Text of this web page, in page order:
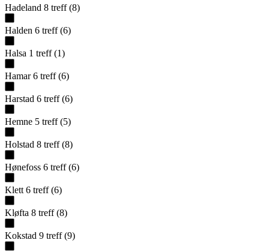
Hadeland 8 treff (8)
Halden 6 treff (6)
Halsa 1 treff (1)
Hamar 6 treff (6)
Harstad 6 treff (6)
Hemne 5 treff (5)
Holstad 8 treff (8)
Hønefoss 6 treff (6)
Klett 6 treff (6)
Kløfta 8 treff (8)
Kokstad 9 treff (9)